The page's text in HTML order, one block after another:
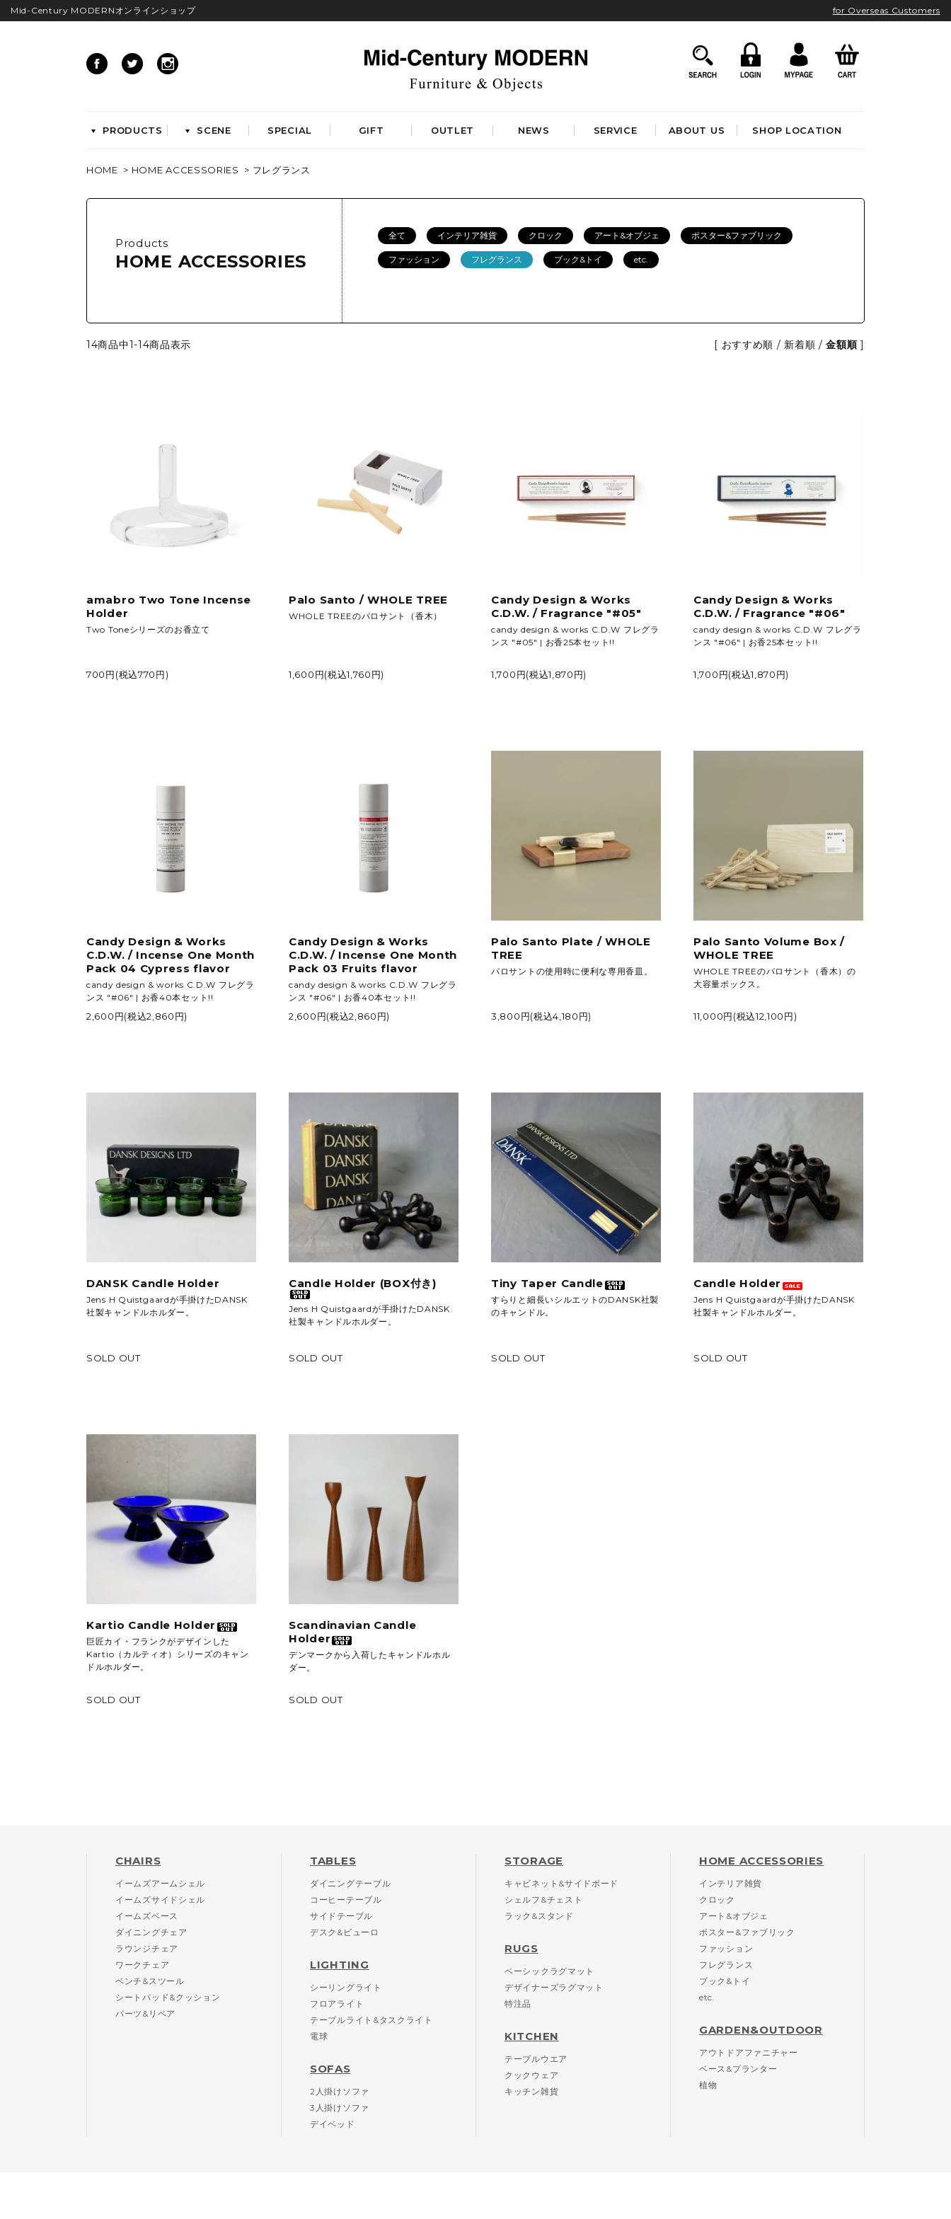
Mid-Century MODERNオンラインショップ for Overseas Customers
PRODUCTS SCENE SPECIAL GIFT OUTLET NEWS SERVICE ABOUT US SHOP LOCATION
イームズベース
ダイニングチェア
シートパッド&クッション
ダイニングテーブル
コーヒーテーブル
サイドテーブル
デスク&ビューロ
LIGHTING
シーリングライト
フロアライト
ラック&スタンド
RUGS
特注品
アート&オブジェ
etc.
GARDEN&OUTDOOR
DINING
HOME > HOME ACCESSORIES > フレグランス
Products
HOME ACCESSORIES
全て インテリア雑貨 クロック アート&オブジェ ポスター&ファブリック
ファッション フレグランス ブック&トイ etc.
14商品中1-14商品表示 [ おすすめ順 / 新着順 /金額順]
amabro Two Tone Incense
Holder
Two Toneシリーズのお香立て
700円(税込770円)
Palo Santo / WHOLE TREE
WHOLE TREEのパロサント（香木）
1,600円(税込1,760円)
Candy Design & Works
C.D.W. / Fragrance "#05"
candy design & works C.D.W フレグラ
ンス "#05" | お香25本セット!!
1,700円(税込1,870円)
Candy Design & Works
C.D.W. / Fragrance "#06"
candy design & works C.D.W フレグラ
ンス "#06" | お香25本セット!!
1,700円(税込1,870円)
Candy Design & Works
C.D.W. / Incense One Month
Pack 04 Cypress flavor
candy design & works C.D.W フレグラ
ンス "#06" | お香40本セット!!
2,600円(税込2,860円)
Candy Design & Works
C.D.W. / Incense One Month
Pack 03 Fruits flavor
candy design & works C.D.W フレグラ
ンス "#06" | お香40本セット!!
2,600円(税込2,860円)
Palo Santo Plate / WHOLE
TREE
パロサントの使用時に便利な専用香皿。
3,800円(税込4,180円)
Palo Santo Volume Box /
WHOLE TREE
WHOLE TREEのパロサント（香木）の
大容量ボックス。
11,000円(税込12,100円)
DANSK Candle Holder
Jens H Quistgaardが手掛けたDANSK
社製キャンドルホルダー。
SOLD OUT
Candle Holder (BOX付き)
Jens H Quistgaardが手掛けたDANSK
社製キャンドルホルダー。
SOLD OUT
Tiny Taper Candle
すらりと細長いシルエットのDANSK社製
のキャンドル。
SOLD OUT
Candle Holder
Jens H Quistgaardが手掛けたDANSK
社製キャンドルホルダー。
SOLD OUT
Kartio Candle Holder
巨匠カイ・フランクがデザインした
Kartio（カルティオ）シリーズのキャン
ドルホルダー。
SOLD OUT
Scandinavian Candle
Holder
デンマークから入荷したキャンドルホル
ダー。
SOLD OUT
CHAIRS
イームズアームシェル
イームズサイドシェル
イームズベース
ダイニングチェア
ラウンジチェア
ワークチェア
ベンチ&スツール
シートパッド&クッション
パーツ&リペア
TABLES
ダイニングテーブル
コーヒーテーブル
サイドテーブル
デスク&ビューロ
LIGHTING
シーリングライト
フロアライト
テーブルライト&タスクライト
電球
SOFAS
2人掛けソファ
3人掛けソファ
デイベッド
STORAGE
キャビネット&サイドボード
シェルフ&チェスト
ラック&スタンド
RUGS
ベーシックラグマット
デザイナーズラグマット
特注品
KITCHEN
テーブルウエア
クックウェア
キッチン雑貨
HOME ACCESSORIES
インテリア雑貨
クロック
アート&オブジェ
ポスター&ファブリック
ファッション
フレグランス
ブック&トイ
etc.
GARDEN&OUTDOOR
アウトドアファニチャー
ベース&プランター
植物